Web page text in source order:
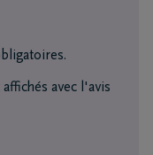
avec l'avis